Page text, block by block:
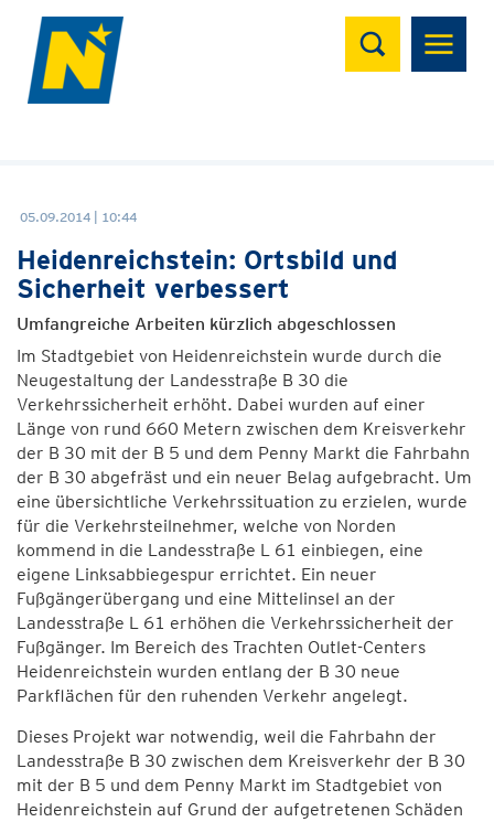
Suchen
05.09.2014 | 10:44
Heidenreichstein: Ortsbild und
Sicherheit verbessert
Umfangreiche Arbeiten kürzlich abgeschlossen
Im Stadtgebiet von Heidenreichstein wurde durch die
Neugestaltung der Landesstraße B 30 die
Verkehrssicherheit erhöht. Dabei wurden auf einer
Länge von rund 660 Metern zwischen dem Kreisverkehr
der B 30 mit der B 5 und dem Penny Markt die Fahrbahn
der B 30 abgefräst und ein neuer Belag aufgebracht. Um
eine übersichtliche Verkehrssituation zu erzielen, wurde
für die Verkehrsteilnehmer, welche von Norden
kommend in die Landesstraße L 61 einbiegen, eine
eigene Linksabbiegespur errichtet. Ein neuer
Fußgängerübergang und eine Mittelinsel an der
Landesstraße L 61 erhöhen die Verkehrssicherheit der
Fußgänger. Im Bereich des Trachten Outlet-Centers
Heidenreichstein wurden entlang der B 30 neue
Parkflächen für den ruhenden Verkehr angelegt.
Dieses Projekt war notwendig, weil die Fahrbahn der
Landesstraße B 30 zwischen dem Kreisverkehr der B 30
mit der B 5 und dem Penny Markt im Stadtgebiet von
Heidenreichstein auf Grund der aufgetretenen Schäden